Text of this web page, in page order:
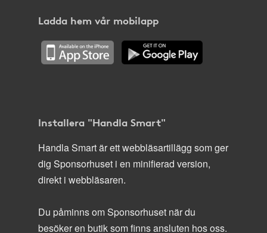
Ladda hem vår mobilapp
Installera "Handla Smart"
Handla Smart är ett webbläsartillägg som ger
dig Sponsorhuset i en minifierad version,
direkt i webbläsaren.
Du påminns om Sponsorhuset när du
besöker en butik som finns ansluten hos oss.